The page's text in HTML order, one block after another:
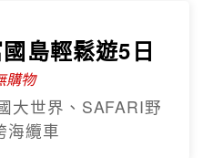
國島輕鬆遊5日
購物
大世界、SAFARI野
海纜車